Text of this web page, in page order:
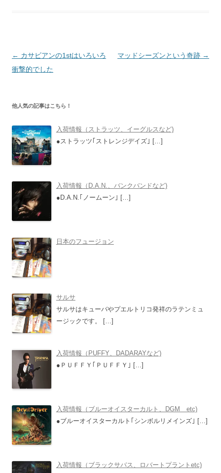
投
稿
ゲ
ー
シ
ョ
ン
← カサビアンの1stはいろいろ
衝撃的でした
マッドシーズンという奇跡 →
他人気の記事はこちら！
入荷情報（ストラッツ、イーグルスなど)
●ストラッツ｢ストレンジデイズ｣ […]
入荷情報（D.A.N.、バンクバンドなど)
●D.A.N.｢ノームーン｣ […]
日本のフュージョン
サルサ
サルサはキューバやプエルトリコ発祥のラテンミュ
ージックです。
[…]
入荷情報（PUFFY、DADARAYなど)
●ＰＵＦＦＹ｢ＰＵＦＦＹ｣ […]
入荷情報（ブルーオイスターカルト、DGM etc)
●ブルーオイスターカルト｢シンボルリメインズ｣ […]
入荷情報（ブラックサバス、ロバートプラントetc)